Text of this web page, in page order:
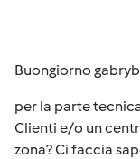
Buongiorno
per la parte
Clienti e/o un
zona? Ci faccia